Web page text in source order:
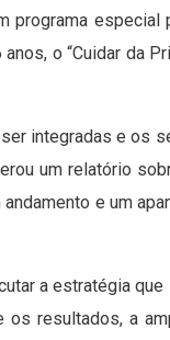
programa especial
o “Cuidar da
integradas e os
um relatório
e um
a estratégia que
os resultados, a